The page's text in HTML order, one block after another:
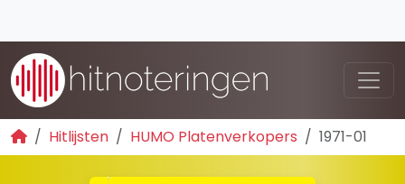
Hitlijsten HUMO Platenverkopers 1971-01